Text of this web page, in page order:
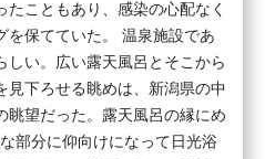
こともあり、感染の心配なく
を保てていた。 温泉施設であ
しい。広い露天風呂とそこから
見下ろせる眺めは、新潟県の中
眺望だった。露天風呂の縁にめ
部分に仰向けになって日光浴